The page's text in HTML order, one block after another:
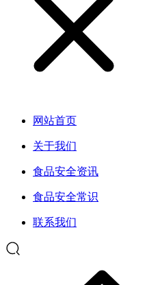
网站首页
关于我们
食品安全资讯
食品安全常识
联系我们